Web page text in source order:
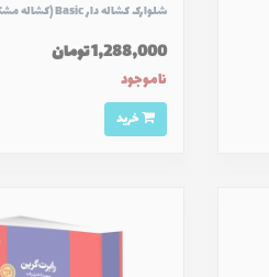
شلوارک کشاله دار Basic (کشاله مشکی)
1,288,000 تومان
ناموجود